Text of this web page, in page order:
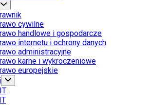
cywilne
handlowe i gospodarcze
internetu i ochrony danych
administracyjne
karne i wykroczeniowe
europejskie